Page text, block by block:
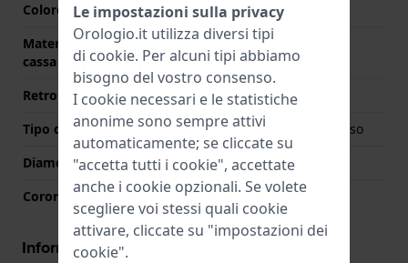
Colore della cassa
Oro rosa
Materiale del retro della
cassa
Acciaio inox
Retro cassa
Coperchio a pressione
Tipo di vetro
Zaffiro singolo antiriflesso
Diametro del vetro
31.00
Corona
Corona da estrarre
Informazioni del movimento
Le impostazioni sulla privacy
Orologio.it utilizza diversi tipi
di cookie. Per alcuni tipi abbiamo
bisogno del vostro consenso.
I cookie necessari e le statistiche
anonime sono sempre attivi
automaticamente; se cliccate su
"accetta tutti i cookie", accettate
anche i cookie opzionali. Se volete
scegliere voi stessi quali cookie
attivare, cliccate su "impostazioni dei
cookie".